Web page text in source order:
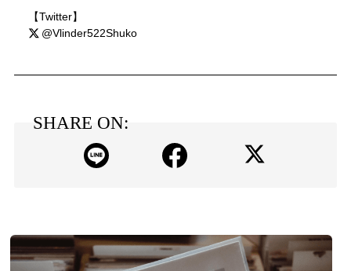
【Twitter】
@Vlinder522Shuko
SHARE ON: